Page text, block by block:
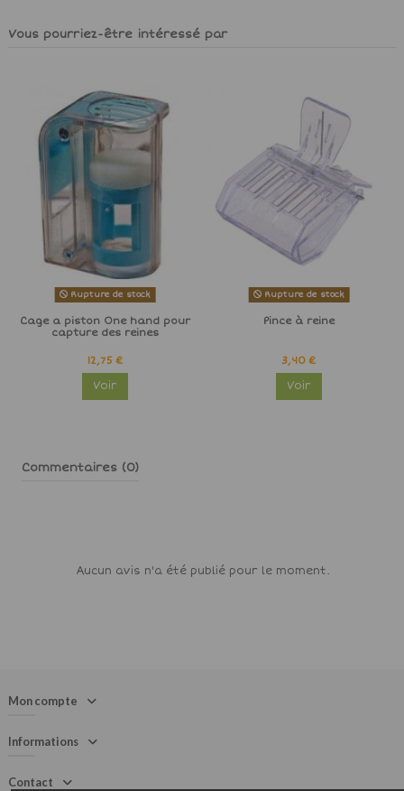
Vous pourriez-être intéressé par
Rupture de stock
Cage a piston One hand pour
capture des reines
12,75 €
Voir
Rupture de stock
Pince à reine
3,40 €
Voir
Commentaires (0)
Aucun avis n'a été publié pour le moment.
Mon compte
Informations
Contact